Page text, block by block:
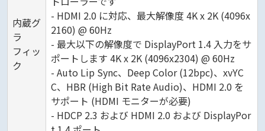
内蔵グ
ラ
フィッ
ク
- HDMI 2.0 に対応、最大解像度 4K x 2K (4096x
2160) @ 60Hz
- 最大以下の解像度で DisplayPort 1.4 入力をサ
ポートします 4K x 2K (4096x2304) @ 60Hz
- Auto Lip Sync、Deep Color (12bpc)、xvYC
C、HBR (High Bit Rate Audio)、HDMI 2.0 を
サポート (HDMI モニターが必要)
- HDCP 2.3 および HDMI 2.0 および DisplayPor